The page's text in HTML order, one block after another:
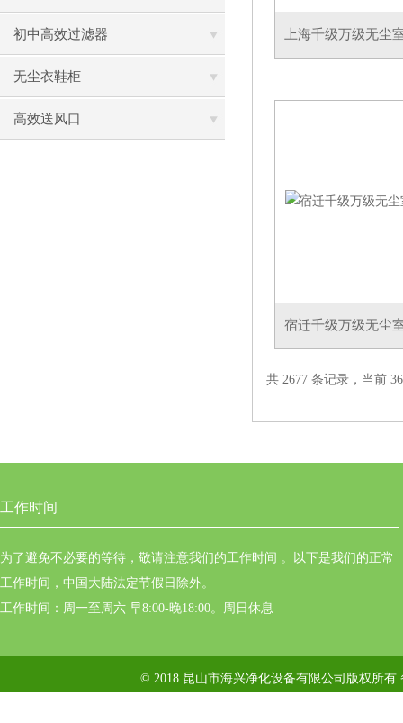
初中高效过滤器
无尘衣鞋柜
高效送风口
上海千级万级无尘
宿迁千级万级无尘
共 2677 条记录，当前
工作时间
为了避免不必要的等待，敬请注意我们的工作时间 。以下是我们的正常
工作时间，中国大陆法定节假日除外。
工作时间：周一至周六 早8:00-晚18:00。周日休息
© 2018 昆山市海兴净化设备有限公司版权所有